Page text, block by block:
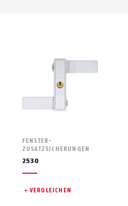
FENSTER-
ZUSATZSICHERUNGEN
2530
VERGLEICHEN